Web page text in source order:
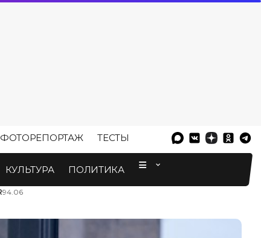
ФОТОРЕПОРТАЖ ТЕСТЫ
КУЛЬТУРА ПОЛИТИКА
94.06